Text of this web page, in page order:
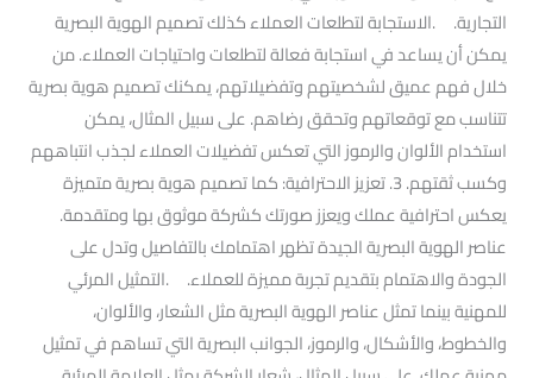
التجارية. .الاستجابة لتطلعات العملاء كذلك تصميم الهوية البصرية
يمكن أن يساعد في استجابة فعالة لتطلعات واحتياجات العملاء. من
خلال فهم عميق لشخصيتهم وتفضيلاتهم، يمكنك تصميم هوية بصرية
تتناسب مع توقعاتهم وتحقق رضاهم. على سبيل المثال، يمكن
استخدام الألوان والرموز التي تعكس تفضيلات العملاء لجذب انتباههم
وكسب ثقتهم. 3. تعزيز الاحترافية: كما تصميم هوية بصرية متميزة
يعكس احترافية عملك ويعزز صورتك كشركة موثوق بها ومتقدمة.
عناصر الهوية البصرية الجيدة تظهر اهتمامك بالتفاصيل وتدل على
الجودة والاهتمام بتقديم تجربة مميزة للعملاء. .التمثيل المرئي
للمهنية بينما تمثل عناصر الهوية البصرية مثل الشعار، والألوان،
والخطوط، والأشكال، والرموز، الجوانب البصرية التي تساهم في تمثيل